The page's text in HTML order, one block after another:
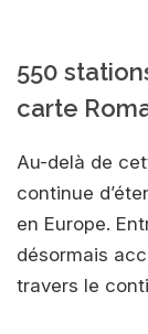
550
carte
Au-delà de
continue
en Europe.
désormais
travers le